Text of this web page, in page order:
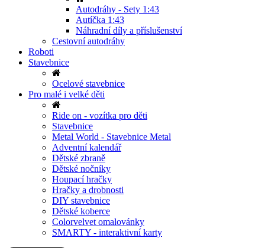
Autodráhy - Sety 1:43
Autíčka 1:43
Náhradní díly a příslušenství
Cestovní autodráhy
Roboti
Stavebnice
Ocelové stavebnice
Pro malé i velké děti
Ride on - vozítka pro děti
Stavebnice
Metal World - Stavebnice Metal
Adventní kalendář
Dětské zbraně
Dětské nočníky
Houpací hračky
Hračky a drobnosti
DIY stavebnice
Dětské koberce
Colorvelvet omalovánky
SMARTY - interaktivní karty